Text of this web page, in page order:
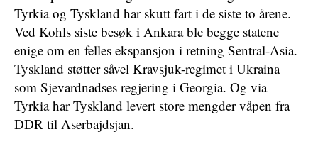
Tyrkia og Tyskland har skutt fart i de siste to årene.
Ved Kohls siste besøk i Ankara ble begge statene
enige om en felles ekspansjon i retning Sentral-Asia.
Tyskland støtter såvel Kravsjuk-regimet i Ukraina
som Sjevardnadses regjering i Georgia. Og via
Tyrkia har Tyskland levert store mengder våpen fra
DDR til Aserbajdsjan.